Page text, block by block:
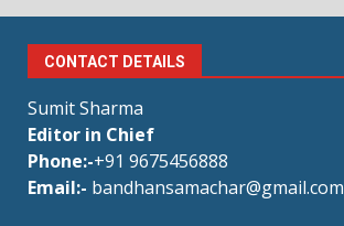
CONTACT DETAILS
Sumit Sharma
Editor in Chief
Phone:-+91 9675456888
Email:- bandhansamachar@gmail.com